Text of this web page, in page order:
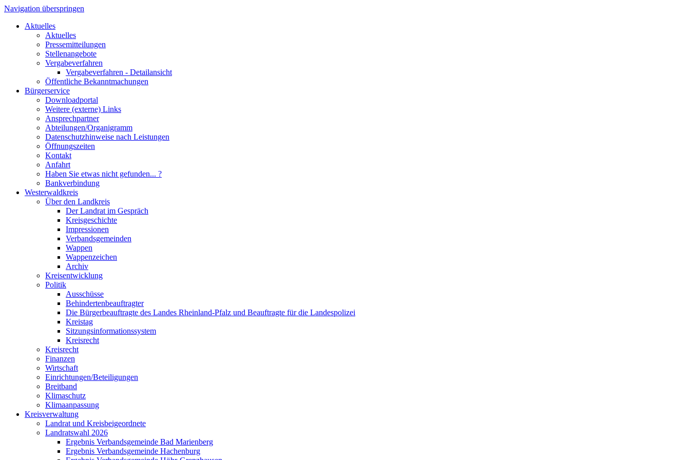
Navigation überspringen
Aktuelles
Aktuelles
Pressemitteilungen
Stellenangebote
Vergabeverfahren
Vergabeverfahren - Detailansicht
Öffentliche Bekanntmachungen
Bürgerservice
Downloadportal
Weitere (externe) Links
Ansprechpartner
Abteilungen/Organigramm
Datenschutzhinweise nach Leistungen
Öffnungszeiten
Kontakt
Anfahrt
Haben Sie etwas nicht gefunden... ?
Bankverbindung
Westerwaldkreis
Über den Landkreis
Der Landrat im Gespräch
Kreisgeschichte
Impressionen
Verbandsgemeinden
Wappen
Wappenzeichen
Archiv
Kreisentwicklung
Politik
Ausschüsse
Behindertenbeauftragter
Die Bürgerbeauftragte des Landes Rheinland-Pfalz und Beauftragte für die Landespolizei
Kreistag
Sitzungsinformationssystem
Kreisrecht
Kreisrecht
Finanzen
Wirtschaft
Einrichtungen/Beteiligungen
Breitband
Klimaschutz
Klimaanpassung
Kreisverwaltung
Landrat und Kreisbeigeordnete
Landratswahl 2026
Ergebnis Verbandsgemeinde Bad Marienberg
Ergebnis Verbandsgemeinde Hachenburg